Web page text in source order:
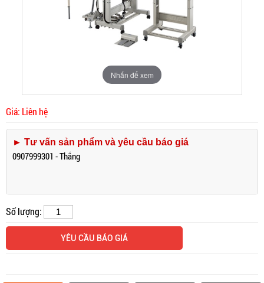
Nhấn để xem
Giá: Liên hệ
► Tư vấn sản phẩm và yêu cầu báo giá
0907999301 - Thắng
Số lượng:
YÊU CẦU BÁO GIÁ